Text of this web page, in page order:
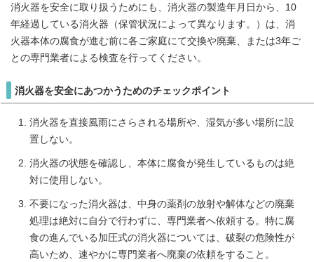
消火器を安全に取り扱うためにも、消火器の製造年月日から、10
年経過している消火器（保管状況によって異なります。）は、消
火器本体の腐食が進む前に各ご家庭にて交換や廃棄、または3年ご
との専門業者による検査を行ってください。
消火器を安全にあつかうためのチェックポイント
消火器を直接風雨にさらされる場所や、湿気が多い場所に設
置しない。
消火器の状態を確認し、本体に腐食が発生しているものは絶
対に使用しない。
不要になった消火器は、中身の薬剤の放射や解体などの廃棄
処理は絶対に自分で行わずに、専門業者へ依頼する。特に腐
食の進んでいる加圧式の消火器については、破裂の危険性が
高いため、速やかに専門業者へ廃棄の依頼をすること。